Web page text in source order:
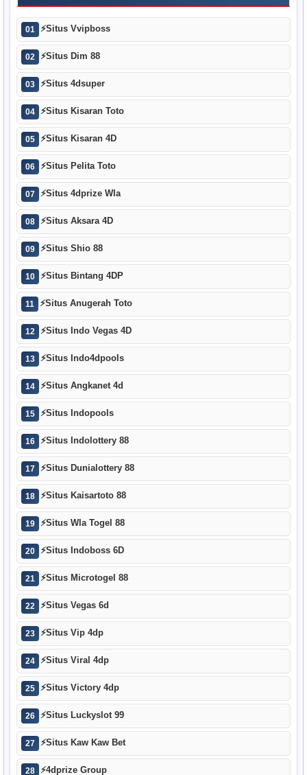
01 ⚡Situs Vvipboss
02 ⚡Situs Dim 88
03 ⚡Situs 4dsuper
04 ⚡Situs Kisaran Toto
05 ⚡Situs Kisaran 4D
06 ⚡Situs Pelita Toto
07 ⚡Situs 4dprize Wla
08 ⚡Situs Aksara 4D
09 ⚡Situs Shio 88
10 ⚡Situs Bintang 4DP
11 ⚡Situs Anugerah Toto
12 ⚡Situs Indo Vegas 4D
13 ⚡Situs Indo4dpools
14 ⚡Situs Angkanet 4d
15 ⚡Situs Indopools
16 ⚡Situs Indolottery 88
17 ⚡Situs Dunialottery 88
18 ⚡Situs Kaisartoto 88
19 ⚡Situs Wla Togel 88
20 ⚡Situs Indoboss 6D
21 ⚡Situs Microtogel 88
22 ⚡Situs Vegas 6d
23 ⚡Situs Vip 4dp
24 ⚡Situs Viral 4dp
25 ⚡Situs Victory 4dp
26 ⚡Situs Luckyslot 99
27 ⚡Situs Kaw Kaw Bet
28 ⚡4dprize Group